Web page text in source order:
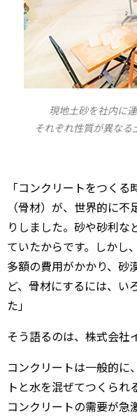
現地土砂を社内に
それぞれ性質が異なる
「コンクリートをつく
（骨材）が、世界的に
りしました。砂や砂利な
ていたからです。しかし
多額の費用がかかり、砂
ど、骨材にするには、い
た」
そう語るのは、株式会社
コンクリートは一般的に
トと水を混ぜてつくられ
コンクリートの需要が急